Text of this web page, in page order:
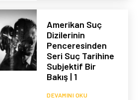
Amerikan Suç
Dizilerinin
Penceresinden
Seri Suç Tarihine
Subjektif Bir
Bakış | 1
DEVAMINI OKU